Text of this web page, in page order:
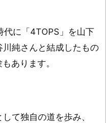
代に「4TOPS」を山下
純さんと結成したもの
あります。
て独自の道を歩み、